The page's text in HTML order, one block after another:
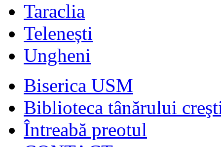
Taraclia
Telenești
Ungheni
Biserica USM
Biblioteca tânărului
Întreabă preotul